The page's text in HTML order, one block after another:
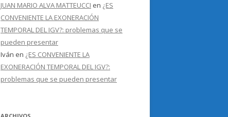
JUAN MARIO ALVA MATTEUCCI en ¿ES
CONVENIENTE LA EXONERACIÓN
TEMPORAL DEL IGV?: problemas que se
pueden presentar
Iván en ¿ES CONVENIENTE LA
EXONERACIÓN TEMPORAL DEL IGV?:
problemas que se pueden presentar